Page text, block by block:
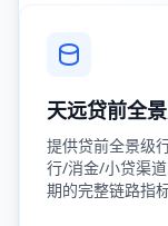
天远贷前全
提供贷前全景级
行/消金/小贷渠
期的完整链路指